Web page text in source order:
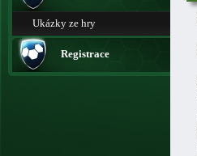
Ukázky ze hry
Registrace